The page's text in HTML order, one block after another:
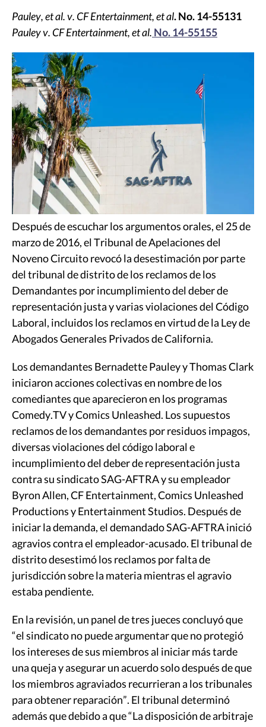
Pauley, et al. v. CF Entertainment, et al. No. 14-55131
Pauley v. CF Entertainment, et al. No. 14-55155
Después de escuchar los argumentos orales, el 25 de
marzo de 2016, el Tribunal de Apelaciones del
Noveno Circuito revocó la desestimación por parte
del tribunal de distrito de los reclamos de los
Demandantes por incumplimiento del deber de
representación justa y varias violaciones del Código
Laboral, incluidos los reclamos en virtud de la Ley de
Abogados Generales Privados de California.
Los demandantes Bernadette Pauley y Thomas Clark
iniciaron acciones colectivas en nombre de los
comediantes que aparecieron en los programas
Comedy.TV y Comics Unleashed. Los supuestos
reclamos de los demandantes por residuos impagos,
diversas violaciones del código laboral e
incumplimiento del deber de representación justa
contra su sindicato SAG-AFTRA y su empleador
Byron Allen, CF Entertainment, Comics Unleashed
Productions y Entertainment Studios. Después de
iniciar la demanda, el demandado SAG-AFTRA inició
agravios contra el empleador-acusado. El tribunal de
distrito desestimó los reclamos por falta de
jurisdicción sobre la materia mientras el agravio
estaba pendiente.
En la revisión, un panel de tres jueces concluyó que
“el sindicato no puede argumentar que no protegió
los intereses de sus miembros al iniciar más tarde
una queja y asegurar un acuerdo solo después de que
los miembros agraviados recurrieran a los tribunales
para obtener reparación”. El tribunal determinó
además que debido a que “La disposición de arbitraje